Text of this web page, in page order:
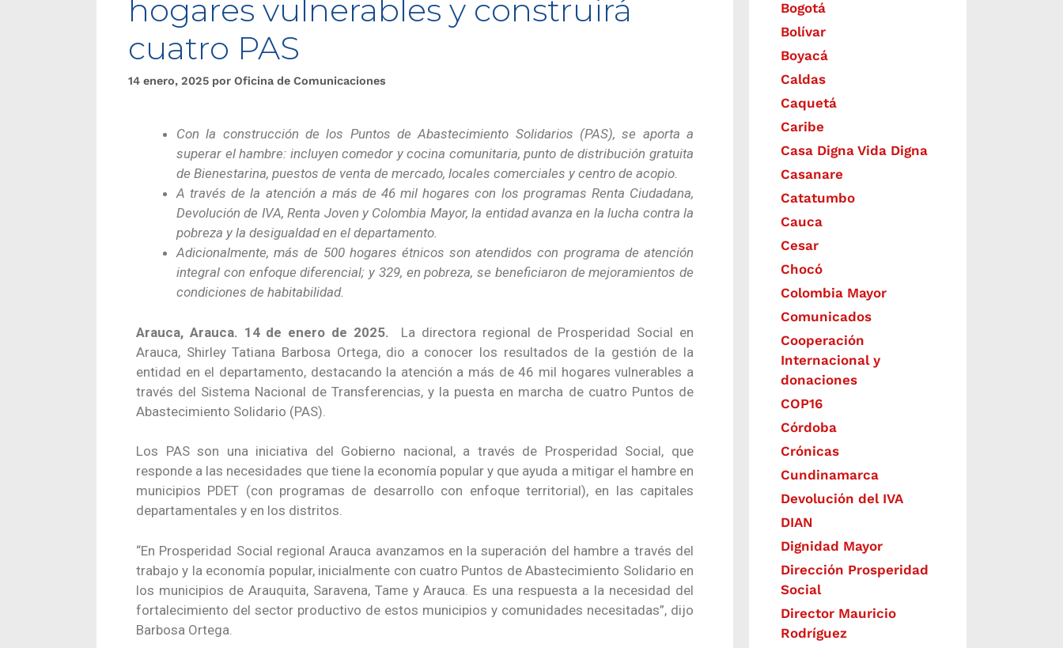
hogares vulnerables y construirá
cuatro PAS
14 enero, 2025 por Oficina de Comunicaciones
Con la construcción de los Puntos de Abastecimiento Solidarios (PAS), se aporta a
superar el hambre: incluyen comedor y cocina comunitaria, punto de distribución gratuita
de Bienestarina, puestos de venta de mercado, locales comerciales y centro de acopio.
A través de la atención a más de 46 mil hogares con los programas Renta Ciudadana,
Devolución de IVA, Renta Joven y Colombia Mayor, la entidad avanza en la lucha contra la
pobreza y la desigualdad en el departamento.
Adicionalmente, más de 500 hogares étnicos son atendidos con programa de atención
integral con enfoque diferencial; y 329, en pobreza, se beneficiaron de mejoramientos de
condiciones de habitabilidad.
Arauca, Arauca. 14 de enero de 2025. La directora regional de Prosperidad Social en
Arauca, Shirley Tatiana Barbosa Ortega, dio a conocer los resultados de la gestión de la
entidad en el departamento, destacando la atención a más de 46 mil hogares vulnerables a
través del Sistema Nacional de Transferencias, y la puesta en marcha de cuatro Puntos de
Abastecimiento Solidario (PAS).
Los PAS son una iniciativa del Gobierno nacional, a través de Prosperidad Social, que
responde a las necesidades que tiene la economía popular y que ayuda a mitigar el hambre en
municipios PDET (con programas de desarrollo con enfoque territorial), en las capitales
departamentales y en los distritos.
“En Prosperidad Social regional Arauca avanzamos en la superación del hambre a través del
trabajo y la economía popular, inicialmente con cuatro Puntos de Abastecimiento Solidario en
los municipios de Arauquita, Saravena, Tame y Arauca. Es una respuesta a la necesidad del
fortalecimiento del sector productivo de estos municipios y comunidades necesitadas”, dijo
Barbosa Ortega.
Bogotá
Bolívar
Boyacá
Caldas
Caquetá
Caribe
Casa Digna Vida Digna
Casanare
Catatumbo
Cauca
Cesar
Chocó
Colombia Mayor
Comunicados
Cooperación
Internacional y
donaciones
COP16
Córdoba
Crónicas
Cundinamarca
Devolución del IVA
DIAN
Dignidad Mayor
Dirección Prosperidad
Social
Director Mauricio
Rodríguez